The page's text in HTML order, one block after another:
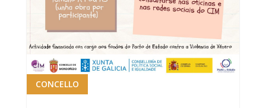
CONCELLO